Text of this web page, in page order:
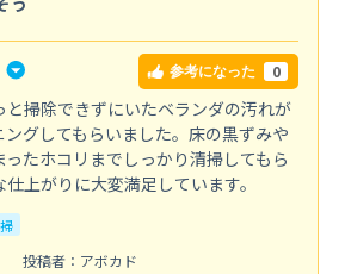
参考になった 0
と掃除できずにいたベランダの汚れが
グしてもらいました。床の黒ずみや
たホコリまでしっかり清掃してもら
上がりに大変満足しています。
投稿者：アボカド